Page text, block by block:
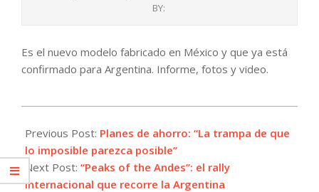
BY:
Es el nuevo modelo fabricado en México y que ya está
confirmado para Argentina. Informe, fotos y video.
10-
15
Previous Post: Planes de ahorro: “La trampa de que
lo imposible parezca posible”
Next Post: “Peaks of the Andes”: el rally
internacional que recorre la Argentina